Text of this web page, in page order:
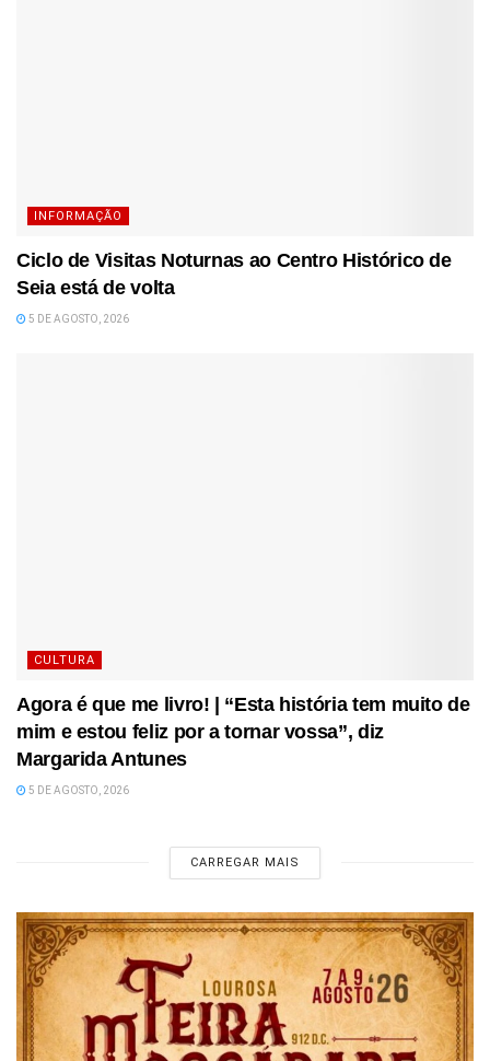
INFORMAÇÃO
Ciclo de Visitas Noturnas ao Centro Histórico de
Seia está de volta
5 DE AGOSTO, 2026
CULTURA
Agora é que me livro! | “Esta história tem muito de
mim e estou feliz por a tornar vossa”, diz
Margarida Antunes
5 DE AGOSTO, 2026
CARREGAR MAIS